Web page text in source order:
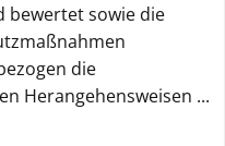
bewertet sowie die
die
Herangehensweisen ...